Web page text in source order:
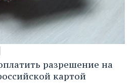
разрешение на
картой